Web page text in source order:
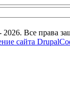
Все права
сайта